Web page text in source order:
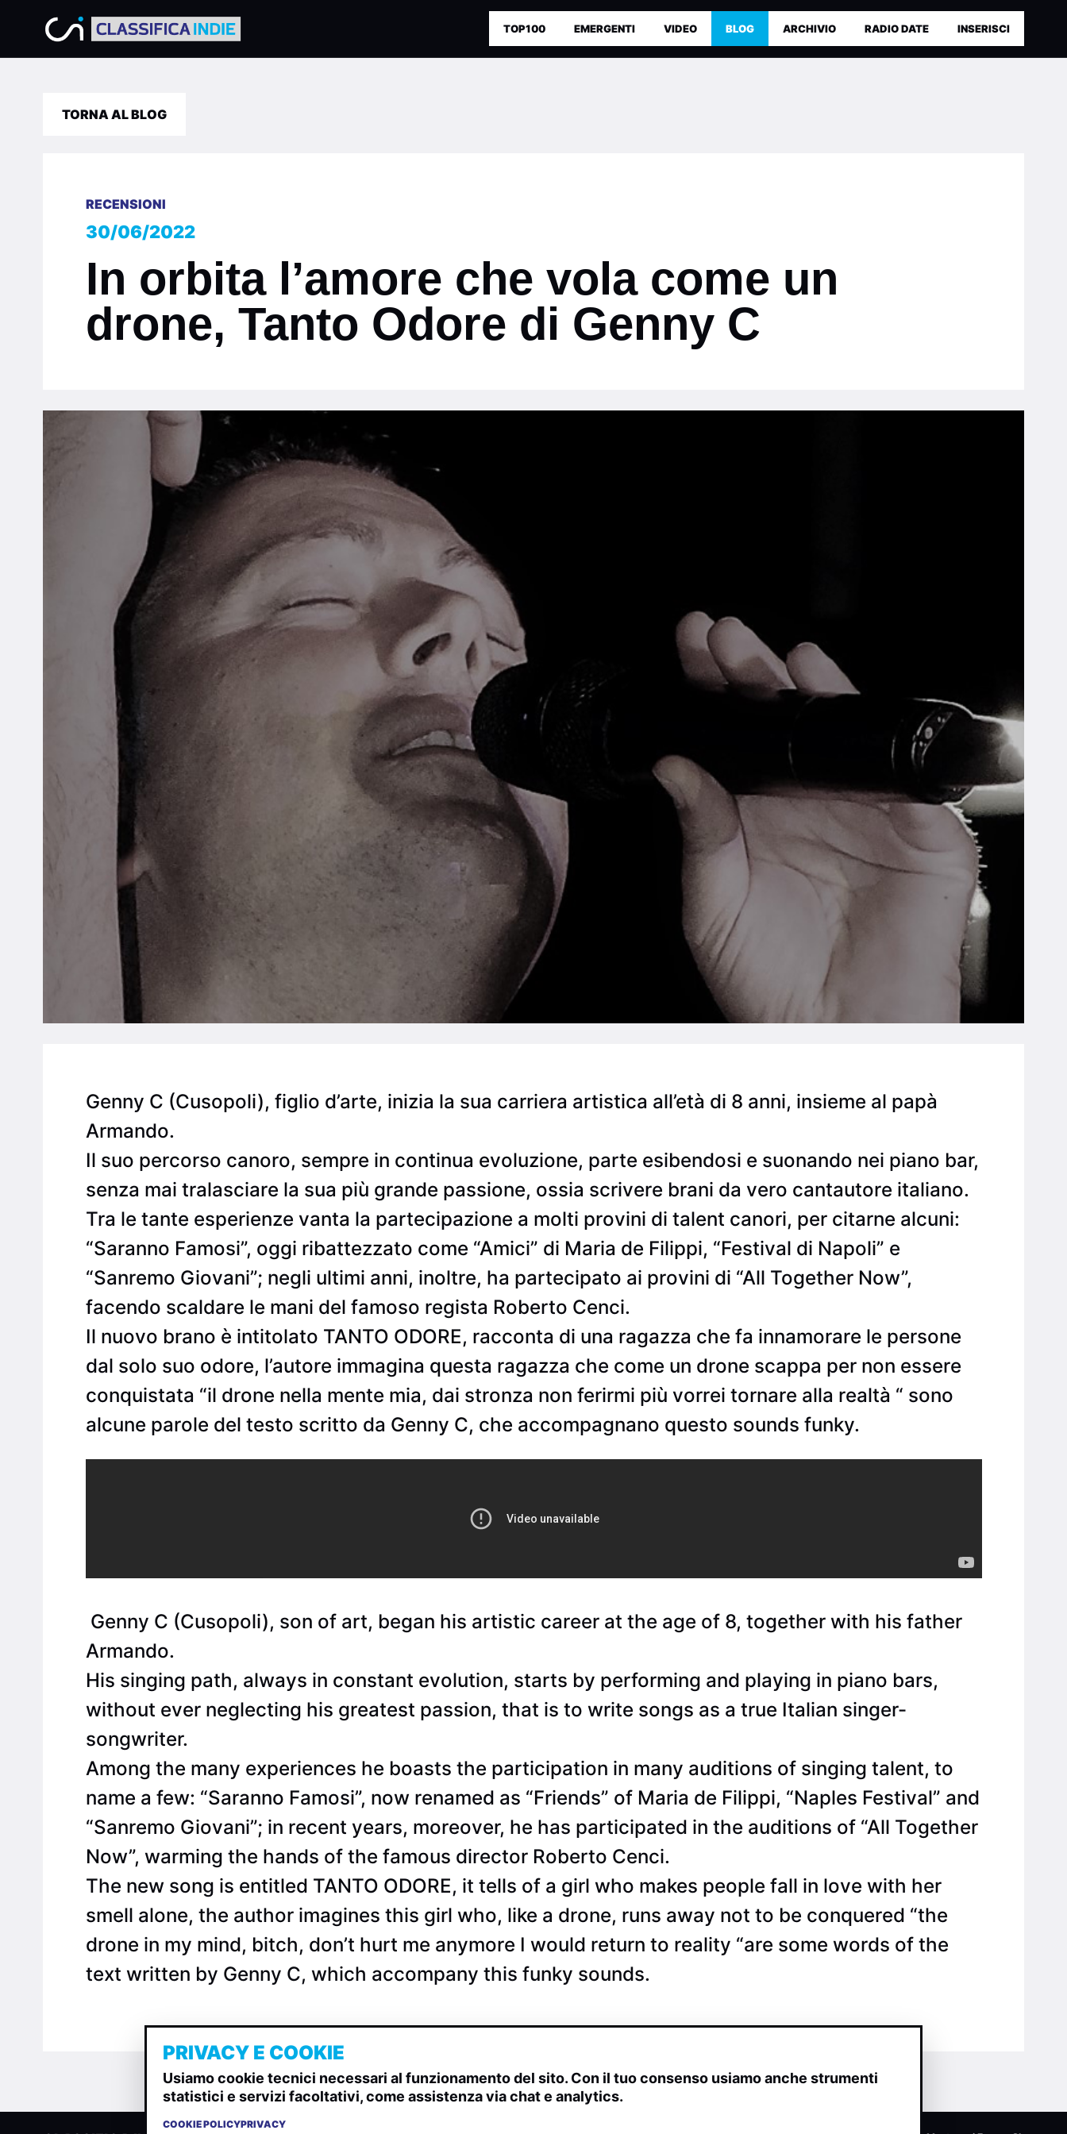
TOP100 EMERGENTI VIDEO BLOG ARCHIVIO RADIO DATE INSERISCI
TORNA AL BLOG
RECENSIONI
30/06/2022
In orbita l’amore che vola come un
drone, Tanto Odore di Genny C
Genny C (Cusopoli), figlio d’arte, inizia la sua carriera artistica all’età di 8 anni, insieme al papà
Armando.
Il suo percorso canoro, sempre in continua evoluzione, parte esibendosi e suonando nei piano bar,
senza mai tralasciare la sua più grande passione, ossia scrivere brani da vero cantautore italiano.
Tra le tante esperienze vanta la partecipazione a molti provini di talent canori, per citarne alcuni:
“Saranno Famosi”, oggi ribattezzato come “Amici” di Maria de Filippi, “Festival di Napoli” e
“Sanremo Giovani”; negli ultimi anni, inoltre, ha partecipato ai provini di “All Together Now”,
facendo scaldare le mani del famoso regista Roberto Cenci.
Il nuovo brano è intitolato TANTO ODORE, racconta di una ragazza che fa innamorare le persone
dal solo suo odore, l’autore immagina questa ragazza che come un drone scappa per non essere
conquistata “il drone nella mente mia, dai stronza non ferirmi più vorrei tornare alla realtà “ sono
alcune parole del testo scritto da Genny C, che accompagnano questo sounds funky.
Genny C (Cusopoli), son of art, began his artistic career at the age of 8, together with his father
Armando.
His singing path, always in constant evolution, starts by performing and playing in piano bars,
without ever neglecting his greatest passion, that is to write songs as a true Italian singer-
songwriter.
Among the many experiences he boasts the participation in many auditions of singing talent, to
name a few: “Saranno Famosi”, now renamed as “Friends” of Maria de Filippi, “Naples Festival” and
“Sanremo Giovani”; in recent years, moreover, he has participated in the auditions of “All Together
Now”, warming the hands of the famous director Roberto Cenci.
The new song is entitled TANTO ODORE, it tells of a girl who makes people fall in love with her
smell alone, the author imagines this girl who, like a drone, runs away not to be conquered “the
drone in my mind, bitch, don’t hurt me anymore I would return to reality “are some words of the
text written by Genny C, which accompany this funky sounds.
PRIVACY E COOKIE
Usiamo cookie tecnici necessari al funzionamento del sito. Con il tuo consenso usiamo anche strumenti
statistici e servizi facoltativi, come assistenza via chat e analytics.
COOKIE POLICYPRIVACY